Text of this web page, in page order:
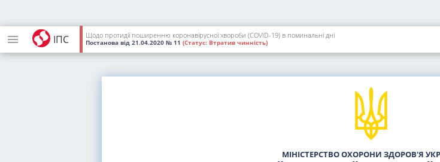
ІПС Щодо протидії поширенню коронавірусної хвороби (COVID-19) в поминальні дні
Постанова від 21.04.2020 № 11 (Статус: Втратив чинність)
МІНІСТЕРСТВО ОХОРОНИ ЗДОРОВ'Я